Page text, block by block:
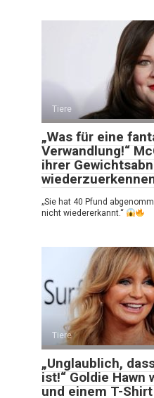
Tiere
„Was für eine
Verwandlung!“
ihrer
„Sie hat 40 Pfund
nicht wiedererkannt.“
Tiere
„Unglaublich,
ist!“ Goldie Hawn
und einem T-